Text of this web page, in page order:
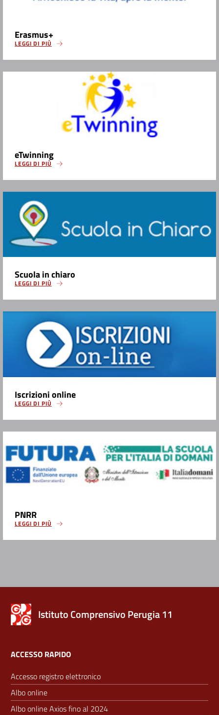
Erasmus+
LEGGI DI PIÙ
eTwinning
LEGGI DI PIÙ
Scuola in chiaro
LEGGI DI PIÙ
Iscrizioni online
LEGGI DI PIÙ
PNRR
LEGGI DI PIÙ
Istituto Comprensivo Perugia 11
ACCESSO RAPIDO
Accesso registro elettronico
Albo online
Albo online Axios fino al 2024